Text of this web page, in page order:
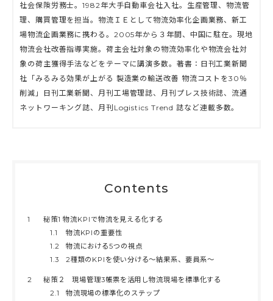
社会保険労務士。1982年大手自動車会社入社。生産管理、物流管
理、購買管理を担当。物流ＩＥとして物流効率化企画業務、新工
場物流企画業務に携わる。2005年から３年間、中国に駐在。現地
物流会社改善指導実施。荷主会社対象の物流効率化や物流会社対
象の荷主獲得手法などをテーマに講演多数。著書：日刊工業新聞
社「みるみる効果が上がる 製造業の輸送改善 物流コストを30％
削減」日刊工業新聞、月刊工場管理誌、月刊プレス技術誌、流通
ネットワーキング誌、月刊Logistics Trend 誌など連載多数。
Contents
1
秘策1 物流KPIで物流を見える化する
1.1
物流KPIの重要性
1.2
物流における5つの視点
1.3
2種類のKPIを使い分ける〜結果系、要員系〜
2
秘策２ 現場管理3帳票を活用し物流現場を標準化する
2.1
物流現場の標準化のステップ